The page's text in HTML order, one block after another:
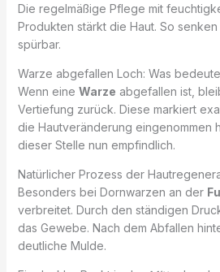
Die regelmäßige Pflege mit
Produkten stärkt die Haut. So
spürbar.
Warze abgefallen Loch: Was
Wenn eine Warze abgefallen ist,
Vertiefung zurück. Diese markiert
die Hautveränderung eingenommen
dieser Stelle nun empfindlich.
Natürlicher Prozess der
Besonders bei Dornwarzen an der
verbreitet. Durch den ständigen
das Gewebe. Nach dem Abfallen
deutliche Mulde.